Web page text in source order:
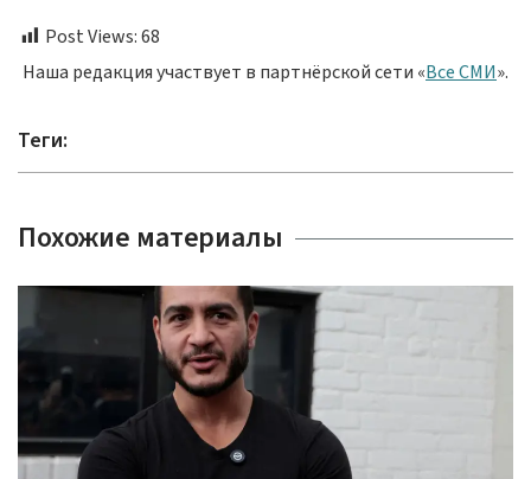
Post Views:68
Наша редакция участвует в партнёрской сети «Все СМИ».
Теги:
Похожие материалы